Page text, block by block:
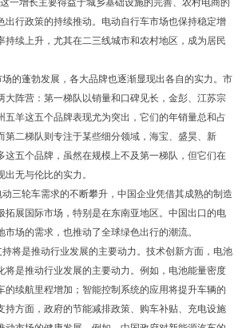
一增长主要得益于城乡基础设施的完善、农村电商的
出行政策的持续推动。电动自行车市场也保持稳定增
持续上升，尤其在二三线城市和农村地区，成为居民
的蓬勃发展，各大品牌也逐渐显现出各自的实力。市
大阵营：第一梯队以销量和口碑见长，金彭、江苏宗
五羊这五个品牌表现尤为突出，它们的年销量总和占
第二梯队则专注于某些细分领域，海宝、盛昊、新
这五个品牌，虽然在规模上不及第一梯队，但它们在
无与伦比的实力。
三轮车需求的不断攀升，中国企业凭借其成熟的制造
拓展国际市场，特别是在东南亚地区。中国出口的电
场的需求，也推动了全球绿色出行的潮流。
将是推动行业发展的主要动力。技术创新方面，电池
将是推动行业发展的主要动力。例如，电池能量密度
的续航里程增加；智能控制系统的应用将提升车辆的
持方面，政府的节能减排政策、购车补贴、充电设施